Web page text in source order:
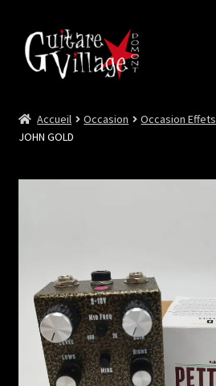
Neuf
Contact
Accueil Occasion Occasion Effets
JOHN GOLD